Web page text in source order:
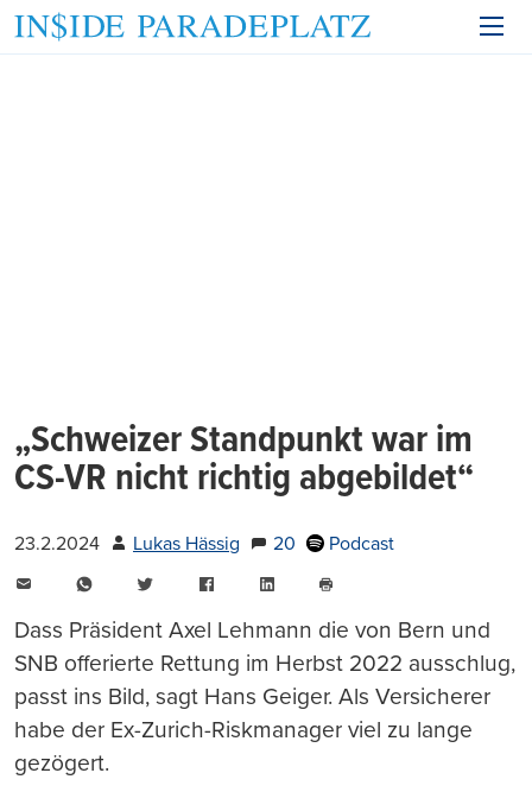
„Schweizer Standpunkt war im
CS-VR nicht richtig abgebildet“
23.2.2024 Lukas Hässig 20
Podcast
WhatsAppTwitter FacebookLinkedIn
drucken
Dass Präsident Axel Lehmann die von Bern und
SNB offerierte Rettung im Herbst 2022 ausschlug,
passt ins Bild, sagt Hans Geiger. Als Versicherer
habe der Ex-Zurich-Riskmanager viel zu lange
gezögert.